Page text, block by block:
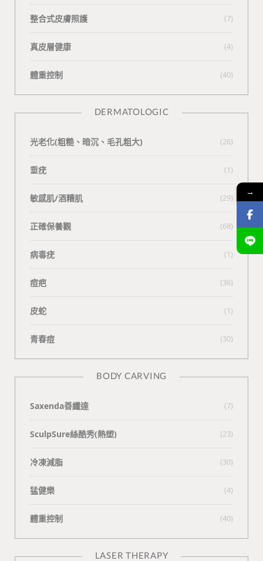
整合式皮膚照護 (7)
真皮層健康 (4)
體重控制 (40)
DERMATOLOGIC
光老化(粗糙、暗沉、毛孔粗大) (26)
垂疣 (1)
敏感肌/酒糟肌 (29)
正確保養觀 (68)
病毒疣 (1)
痘疤 (36)
皮蛇 (1)
青春痘 (30)
BODY CARVING
Saxenda善纖達 (7)
SculpSure絲酷秀(熱塑) (23)
冷凍減脂 (30)
猛健樂 (4)
體重控制 (40)
LASER THERAPY
→